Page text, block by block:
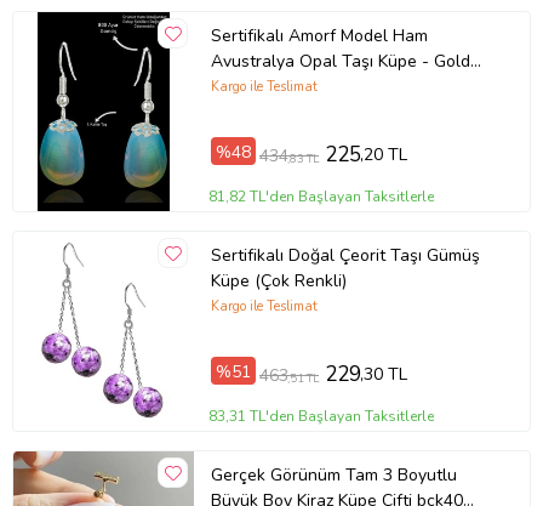
Taş Ölçüsü
1.5X1.5 cm
800 Ayar Gümüş Renk Atmaz Matlaşmaz, Alerji Yapmaz.
Ürün Kodu:
kcm98626063
Sertifikalı Amorf Model Ham
Avustralya Opal Taşı Küpe - Gold
Renkli (Çok Renkli)
Kargo ile Teslimat
%48 434,83 TL 225,20 TL
81,82 TL'den Başlayan Taksitlerle
Sertifikalı Doğal Çeorit Taşı Gümüş
Küpe (Çok Renkli)
Kargo ile Teslimat
%51 463,51 TL 229,30 TL
83,31 TL'den Başlayan Taksitlerle
Gerçek Görünüm Tam 3 Boyutlu
Büyük Boy Kiraz Küpe Çifti bck40